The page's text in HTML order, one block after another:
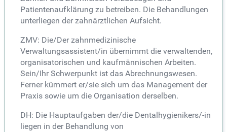
Patientenaufklärung zu betreiben. Die Behandlungen
unterliegen der zahnärztlichen Aufsicht.
ZMV: Die/Der zahnmedizinische
Verwaltungsassistent/in übernimmt die verwaltenden,
organisatorischen und kaufmännischen Arbeiten.
Sein/Ihr Schwerpunkt ist das Abrechnungswesen.
Ferner kümmert er/sie sich um das Management der
Praxis sowie um die Organisation derselben.
DH: Die Hauptaufgaben der/die Dentalhygienikers/-in
liegen in der Behandlung von